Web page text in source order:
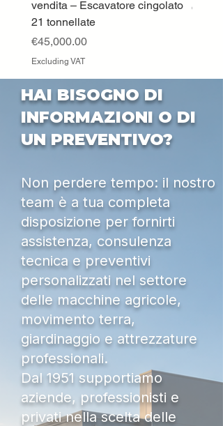
vendita – Escavatore cingolato
21 tonnellate
Price
€45,000.00
Excluding VAT
Price
HAI BISOGNO DI
INFORMAZIONI O DI
UN PREVENTIVO?
Non perdere tempo: il nostro
team è a tua completa
disposizione per fornirti
assistenza, consulenza
tecnica e preventivi
personalizzati nel settore
delle macchine agricole,
movimento terra,
giardinaggio e attrezzature
professionali.
Dal 1951 supportiamo
aziende, professionisti e
privati nella scelta delle